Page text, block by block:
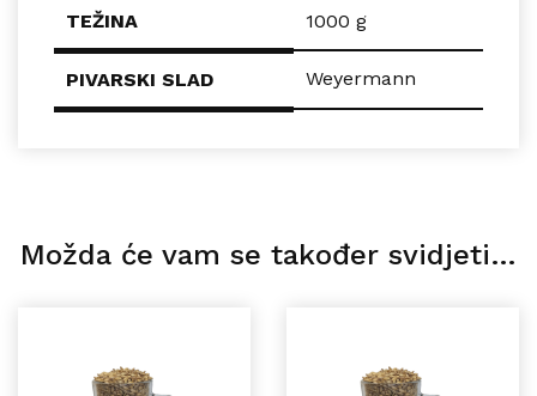
TEŽINA 1000 g
PIVARSKI SLAD Weyermann
Možda će vam se također svidjeti…